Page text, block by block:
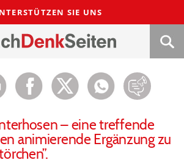
SIE UNS
– eine treffende
animierende Ergänzung zu